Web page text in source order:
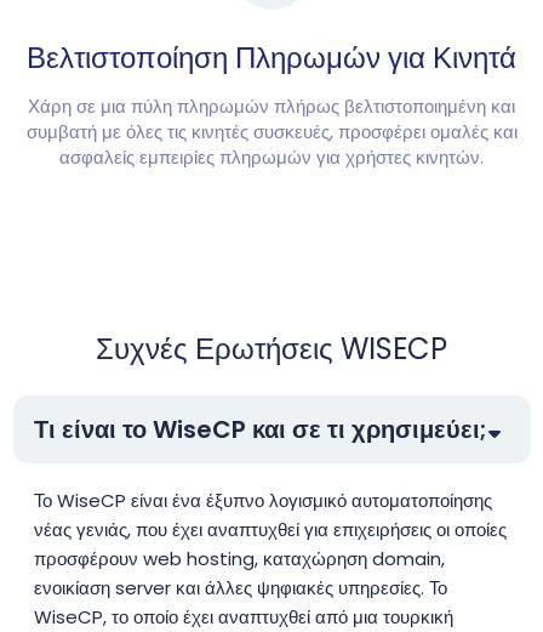
Βελτιστοποίηση Πληρωμών για Κινητά
Χάρη σε μια πύλη πληρωμών πλήρως βελτιστοποιημένη και
συμβατή με όλες τις κινητές συσκευές, προσφέρει ομαλές και
ασφαλείς εμπειρίες πληρωμών για χρήστες κινητών.
Συχνές Ερωτήσεις WISECP
Τι είναι το WiseCP και σε τι χρησιμεύει;
Το WiseCP είναι ένα έξυπνο λογισμικό αυτοματοποίησης
νέας γενιάς, που έχει αναπτυχθεί για επιχειρήσεις οι οποίες
προσφέρουν web hosting, καταχώρηση domain,
ενοικίαση server και άλλες ψηφιακές υπηρεσίες. Το
WiseCP, το οποίο έχει αναπτυχθεί από μια τουρκική